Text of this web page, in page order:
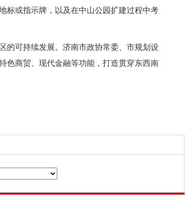
标或指示牌，以及在中山公园扩建过程中考
的可持续发展。济南市政协常委、市规划设
色商贸、现代金融等功能，打造贯穿东西南